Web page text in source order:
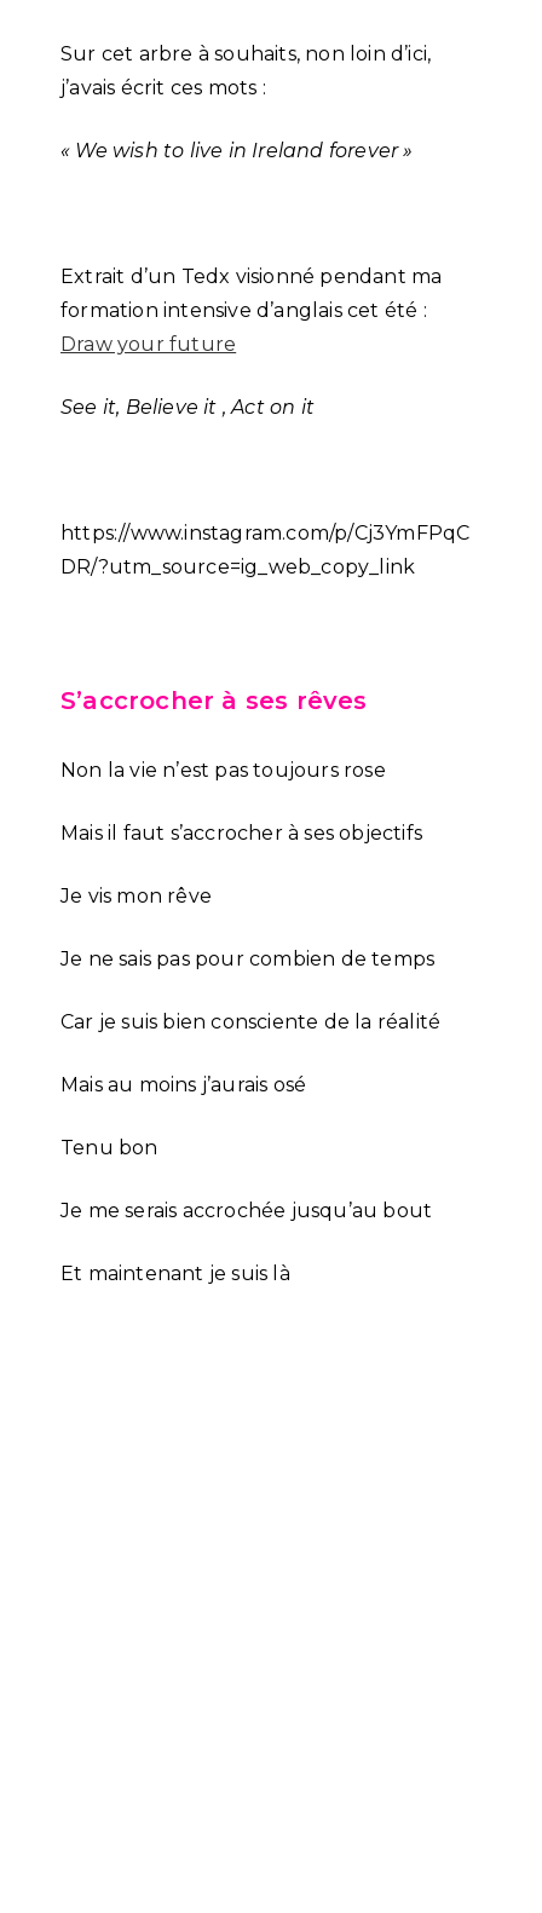
Sur cet arbre à souhaits, non loin d’ici,
j’avais écrit ces mots :
« We wish to live in Ireland forever »
Extrait d’un Tedx visionné pendant ma
formation intensive d’anglais cet été :
Draw your future
See it, Believe it ,Act on it
https://www.instagram.com/p/Cj3YmFPqC
DR/?utm_source=ig_web_copy_link
S’accrocher à ses rêves
Non la vie n’est pas toujours rose
Mais il faut s’accrocher à ses objectifs
Je vis mon rêve
Je ne sais pas pour combien de temps
Car je suis bien consciente de la réalité
Mais au moins j’aurais osé
Tenu bon
Je me serais accrochée jusqu’au bout
Et maintenant je suis là